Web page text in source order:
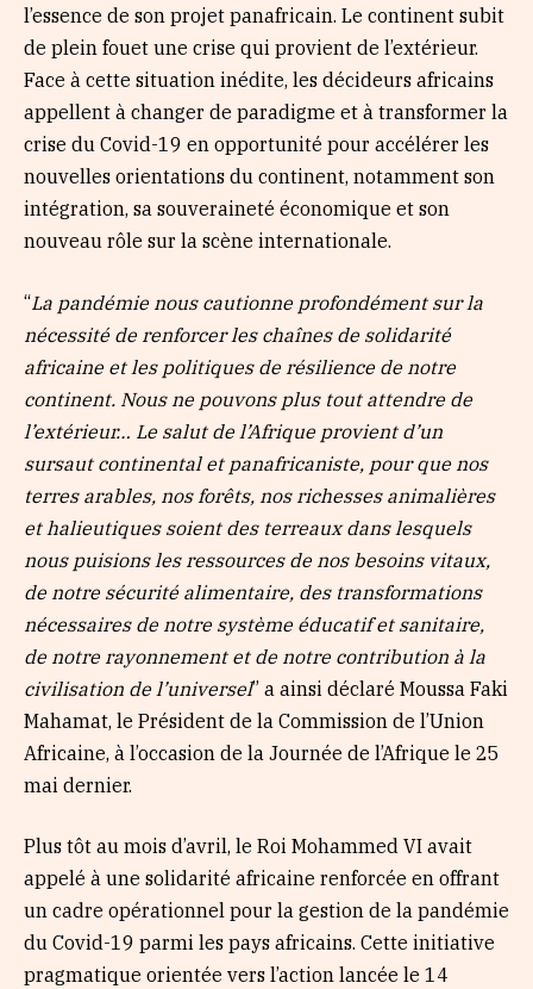
l’essence de son projet panafricain. Le continent subit
de plein fouet une crise qui provient de l’extérieur.
Face à cette situation inédite, les décideurs africains
appellent à changer de paradigme et à transformer la
crise du Covid-19 en opportunité pour accélérer les
nouvelles orientations du continent, notamment son
intégration, sa souveraineté économique et son
nouveau rôle sur la scène internationale.
“La pandémie nous cautionne profondément sur la
nécessité de renforcer les chaînes de solidarité
africaine et les politiques de résilience de notre
continent. Nous ne pouvons plus tout attendre de
l’extérieur… Le salut de l’Afrique provient d’un
sursaut continental et panafricaniste, pour que nos
terres arables, nos forêts, nos richesses animalières
et halieutiques soient des terreaux dans lesquels
nous puisions les ressources de nos besoins vitaux,
de notre sécurité alimentaire, des transformations
nécessaires de notre système éducatif et sanitaire,
de notre rayonnement et de notre contribution à la
civilisation de l’universel” a ainsi déclaré Moussa Faki
Mahamat, le Président de la Commission de l’Union
Africaine, à l’occasion de la Journée de l’Afrique le 25
mai dernier.
Plus tôt au mois d’avril, le Roi Mohammed VI avait
appelé à une solidarité africaine renforcée en offrant
un cadre opérationnel pour la gestion de la pandémie
du Covid-19 parmi les pays africains. Cette initiative
pragmatique orientée vers l’action lancée le 14